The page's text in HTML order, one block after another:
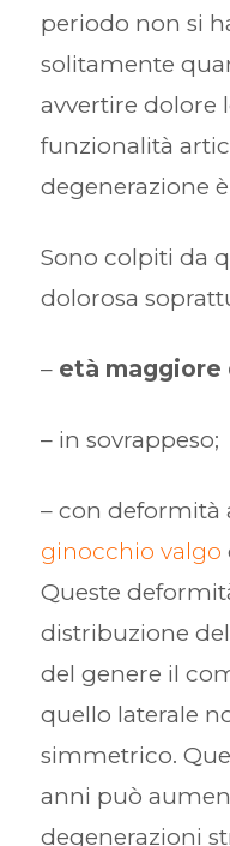
periodo non si
solitamente
avvertire dolore
funzionalità
degenerazione
Sono colpiti da
dolorosa
– età maggiore
– in sovrappeso;
– con deformità
ginocchio valgo
Queste
distribuzione
del genere il
quello laterale
simmetrico.
anni può
degenerazioni